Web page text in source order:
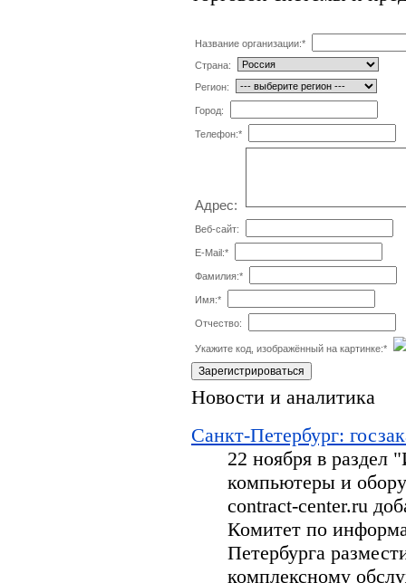
Название организации:*
Страна:
Регион:
Город:
Телефон:*
Адрес:
Веб-сайт:
E-Mail:*
Фамилия:*
Имя:*
Отчество:
Укажите код, изображённый на картинке:*
Новости и аналитика
Санкт-Петербург:
22 ноября в раздел
компьютеры и
contract-center.ru
Комитет по
Петербурга
комплексному